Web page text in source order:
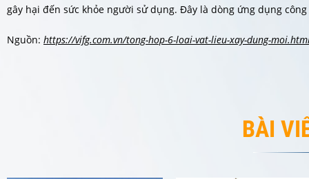
gây hại đến sức khỏe người sử dụng. Đây là dòng ứng dụng
Nguồn: https://vifg.com.vn/tong-hop-6-loai-vat-lieu-xay-dung-
BÀI